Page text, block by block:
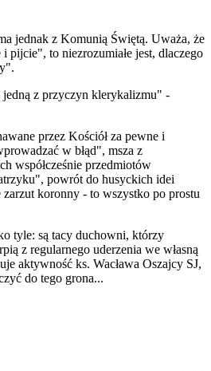
jednak z Komunią Świętą. Uważa, że
pijcie", to niezrozumiałe jest, dlaczego
jedną z przyczyn klerykalizmu" -
przez Kościół za pewne i
w błąd", msza z
współcześnie przedmiotów
powrót do husyckich idei
koronny - to wszystko po prostu
tyle: są tacy duchowni, którzy
z regularnego uderzenia we własną
aktywność ks. Wacława Oszajcy SJ,
do tego grona...